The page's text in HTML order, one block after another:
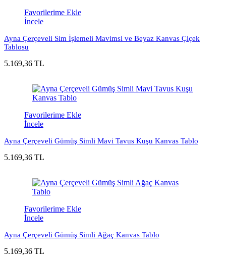
Favorilerime Ekle
İncele
Ayna Çerçeveli Sim İşlemeli Mavimsi ve Beyaz Kanvas Çiçek
Tablosu
5.169,36 TL
Favorilerime Ekle
İncele
Ayna Çerçeveli Gümüş Simli Mavi Tavus Kuşu Kanvas Tablo
5.169,36 TL
Favorilerime Ekle
İncele
Ayna Çerçeveli Gümüş Simli Ağaç Kanvas Tablo
5.169,36 TL